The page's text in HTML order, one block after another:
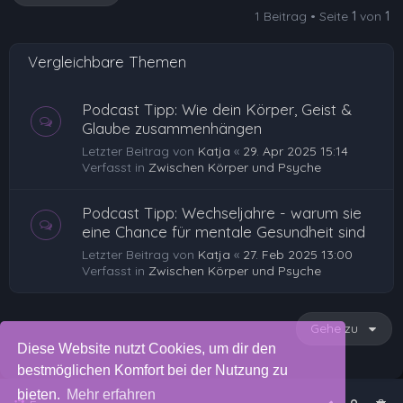
Diese Website nutzt Cookies, um dir den
bestmöglichen Komfort bei der Nutzung zu
bieten. Mehr erfahren
b
1 Beitrag • Seite 1 von 1
Vergleichbare Themen
Podcast Tipp: Wie dein Körper, Geist &
Glaube zusammenhängen
Letzter Beitrag von Katja « 29. Apr 2025 15:14
Verfasst in Zwischen Körper und Psyche
Podcast Tipp: Wechseljahre - warum sie
eine Chance für mentale Gesundheit sind
Letzter Beitrag von Katja « 27. Feb 2025 13:00
Verfasst in Zwischen Körper und Psyche
Gehe zu